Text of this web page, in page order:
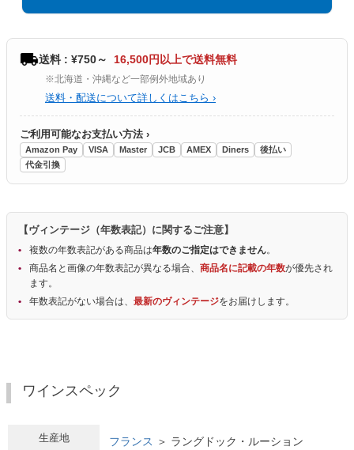
送料 : ¥750～ 16,500円以上で送料無料
※北海道・沖縄など一部例外地域あり
送料・配送について詳しくはこちら ›
ご利用可能なお支払い方法 ›
Amazon Pay VISA Master JCB AMEX Diners
後払い
代金引換
【ヴィンテージ（年数表記）に関するご注意】
複数の年数表記がある商品は年数のご指定はできません。
商品名と画像の年数表記が異なる場合、 商品名に記載の年数が優先され
ます。
年数表記がない場合は、 最新のヴィンテージをお届けします。
ワインスペック
生産地 フランス ＞ ラングドック・ルーション